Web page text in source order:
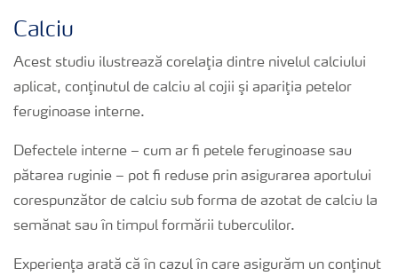
Calciu
Acest studiu ilustrează corelaţia dintre nivelul calciului
aplicat, conţinutul de calciu al cojii şi apariţia petelor
feruginoase interne.
Defectele interne – cum ar fi petele feruginoase sau
pătarea ruginie – pot fi reduse prin asigurarea aportului
corespunzător de calciu sub forma de azotat de calciu la
semănat sau în timpul formării tuberculilor.
Experienţa arată că în cazul în care asigurăm un conţinut